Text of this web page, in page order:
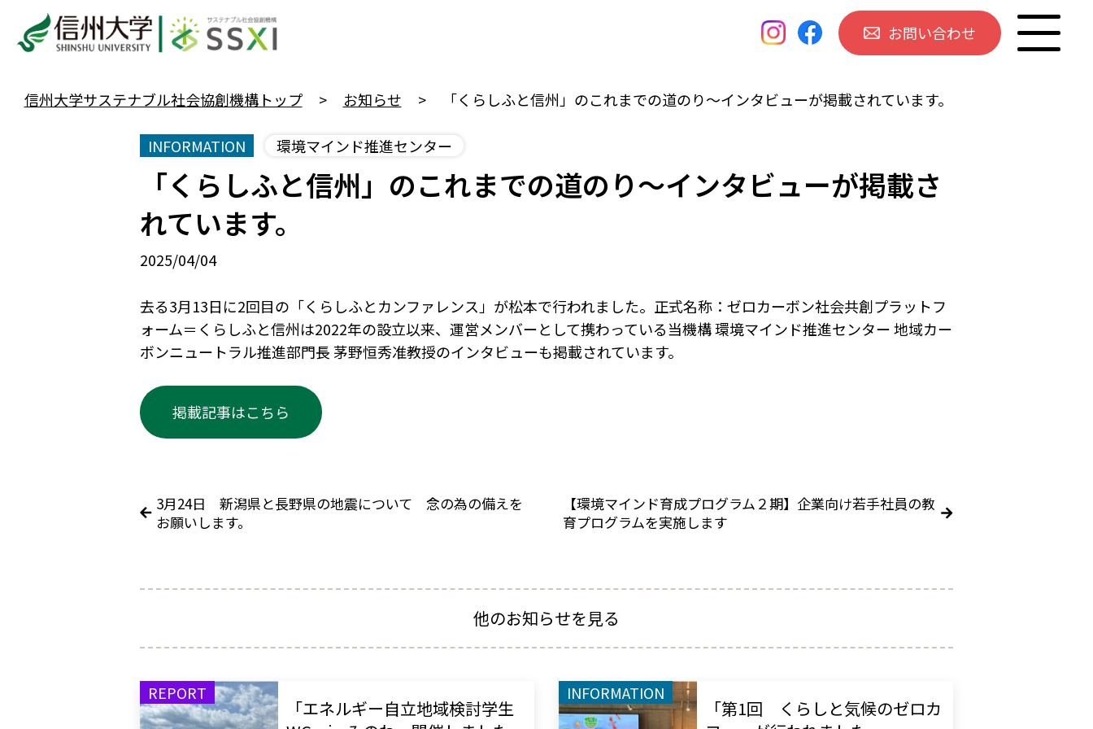
お問い合わせ
信州大学サステナブル社会協創機構トップ お知らせ 「くらしふと信州」のこれまでの道のり〜インタビューが掲載されています。
INFORMATION 環境マインド推進センター
「くらしふと信州」のこれまでの道のり〜インタビューが掲載さ
れています。
2025/04/04
去る3月13日に2回目の「くらしふとカンファレンス」が松本で行われました。正式名称：ゼロカーボン社会共創プラットフ
ォーム＝くらしふと信州は2022年の設立以来、運営メンバーとして携わっている当機構 環境マインド推進センター 地域カー
ボンニュートラル推進部門長 茅野恒秀准教授のインタビューも掲載されています。
掲載記事はこちら
3月24日 新潟県と長野県の地震について 念の為の備えを
お願いします。
【環境マインド育成プログラム２期】企業向け若手社員の教
育プログラムを実施します
他のお知らせを見る
REPORT
「エネルギー自立地域検討学生
INFORMATION
「第1回 くらしと気候のゼロカ